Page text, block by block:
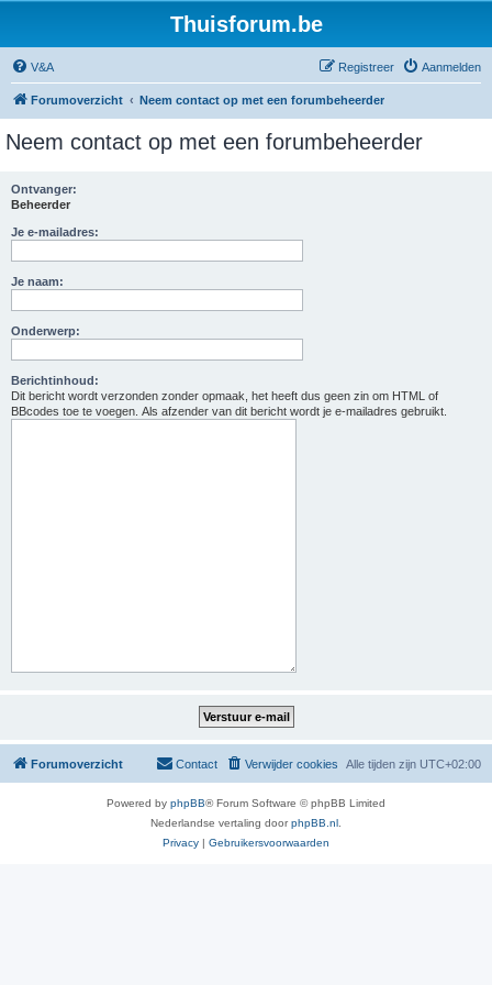
Thuisforum.be
V&A Aanmelden
Registreer
Forumoverzicht Neem contact op met een forumbeheerder
Neem contact op met een forumbeheerder
Ontvanger:
Beheerder
Je e-mailadres:
Je naam:
Onderwerp:
Berichtinhoud:
Dit bericht wordt verzonden zonder opmaak, het heeft dus geen zin om HTML of
BBcodes toe te voegen. Als afzender van dit bericht wordt je e-mailadres gebruikt.
Forumoverzicht Alle tijden zijn UTC+02:00
Verwijder cookies
Contact
Powered by phpBB® Forum Software © phpBB Limited
Nederlandse vertaling doorphpBB.nl
Privacy | Gebruikersvoorwaarden